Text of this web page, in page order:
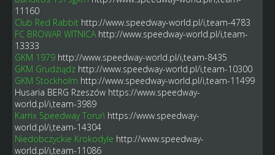
11160
Club Red Rabbit http://www.speedway-world.pl/i,team-4783
FC BROWAR WITNICA http://www.speedway-world.pl/i,team-
13333
GKM 1979 http://www.speedway-world.pl/i,team-8435
GKM Grudziądz http://www.speedway-world.pl/i,team-10300
GKM Stockholm http://www.speedway-world.pl/i,team-11499
Husaria BERG Rzeszów https://www.speedway-
world.pl/i,team-3989
Karrix Speedway Toruń https://www.speedway-
world.pl/i,team-14304
Niedobczyckie Krokodyle http://www.speedway-
world.pl/i,team-11086